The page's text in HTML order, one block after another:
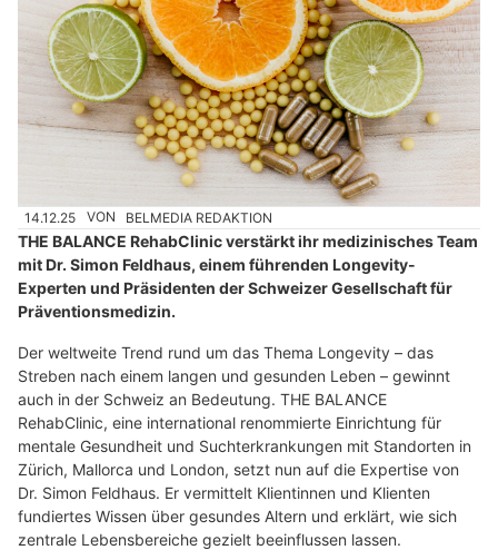
14.12.25 VON BELMEDIA REDAKTION
THE BALANCE RehabClinic verstärkt ihr medizinisches Team
mit Dr. Simon Feldhaus, einem führenden Longevity-
Experten und Präsidenten der Schweizer Gesellschaft für
Präventionsmedizin.
Der weltweite Trend rund um das Thema Longevity – das
Streben nach einem langen und gesunden Leben – gewinnt
auch in der Schweiz an Bedeutung. THE BALANCE
RehabClinic, eine international renommierte Einrichtung für
mentale Gesundheit und Suchterkrankungen mit Standorten in
Zürich, Mallorca und London, setzt nun auf die Expertise von
Dr. Simon Feldhaus. Er vermittelt Klientinnen und Klienten
fundiertes Wissen über gesundes Altern und erklärt, wie sich
zentrale Lebensbereiche gezielt beeinflussen lassen.